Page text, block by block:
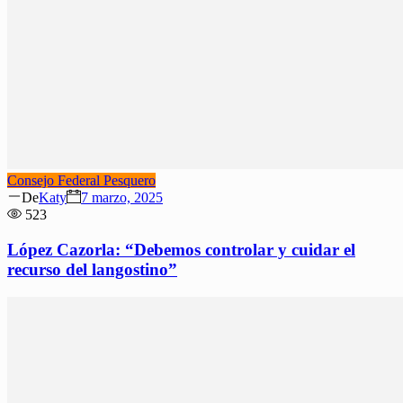
Consejo Federal Pesquero
DeAuthor
Katy
Posted
7 marzo, 2025
523
López Cazorla: “Debemos controlar y cuidar el
recurso del langostino”